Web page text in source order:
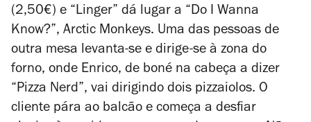
(2,50€) e “Linger” dá lugar a “Do I Wanna
Know?”, Arctic Monkeys. Uma das pessoas de
outra mesa levanta-se e dirige-se à zona do
forno, onde Enrico, de boné na cabeça a dizer
“Pizza Nerd”, vai dirigindo dois pizzaiolos. O
cliente pára ao balcão e começa a desfiar